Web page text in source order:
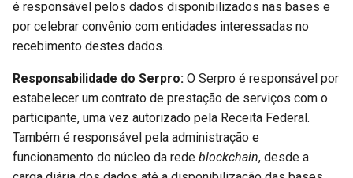
é responsável pelos dados disponibilizados nas bases e
por celebrar convênio com entidades interessadas no
recebimento destes dados.
Responsabilidade do Serpro: O Serpro é responsável por
estabelecer um contrato de prestação de serviços com o
participante, uma vez autorizado pela Receita Federal.
Também é responsável pela administração e
funcionamento do núcleo da rede blockchain, desde a